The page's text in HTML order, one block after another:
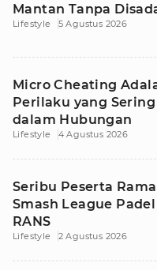
Mantan Tanpa
Lifestyle 5 Agustus 2026
Micro Cheating
Perilaku yang
dalam Hubungan
Lifestyle 4 Agustus 2026
Seribu Peserta
Smash League
RANS
Lifestyle 2 Agustus 2026